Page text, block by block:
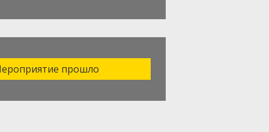
прошло